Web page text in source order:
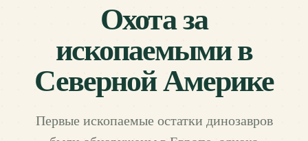
Охота за
ископаемыми в
Северной Америке
Первые ископаемые остатки динозавров